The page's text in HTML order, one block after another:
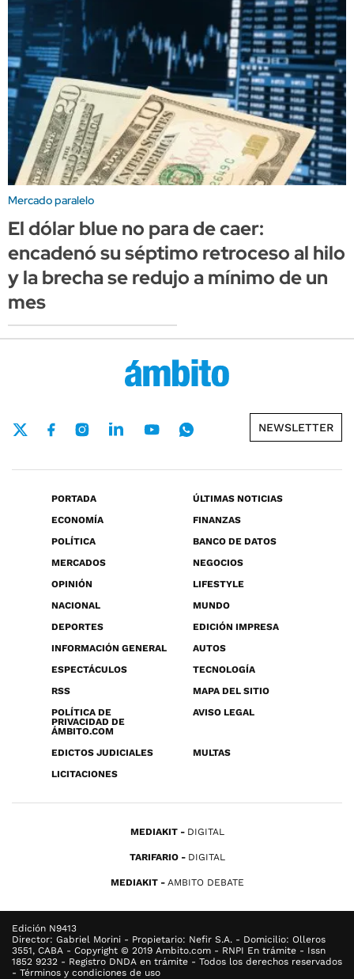
Mercado paralelo
El dólar blue no para de caer:
encadenó su séptimo retroceso al hilo
y la brecha se redujo a mínimo de un
mes
NEWSLETTER
PORTADA
ÚLTIMAS NOTICIAS
ECONOMÍA
FINANZAS
POLÍTICA
BANCO DE DATOS
MERCADOS
NEGOCIOS
OPINIÓN
LIFESTYLE
NACIONAL
MUNDO
DEPORTES
EDICIÓN IMPRESA
INFORMACIÓN GENERAL
AUTOS
ESPECTÁCULOS
TECNOLOGÍA
RSS
MAPA DEL SITIO
POLÍTICA DE
PRIVACIDAD DE
ÁMBITO.COM
AVISO LEGAL
EDICTOS JUDICIALES
MULTAS
LICITACIONES
MEDIAKIT DIGITAL
TARIFARIO DIGITAL
MEDIAKIT AMBITO DEBATE
Edición N9413
Director: Gabriel Morini - Propietario: Nefir S.A. - Domicilio: Olleros
3551, CABA - Copyright © 2019 Ambito.com - RNPI En trámite - Issn
1852 9232 - Registro DNDA en trámite - Todos los derechos reservados
- Términos y condiciones de uso